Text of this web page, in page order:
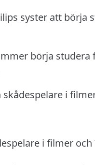
syster att börja
börja studera
i
i filmer och